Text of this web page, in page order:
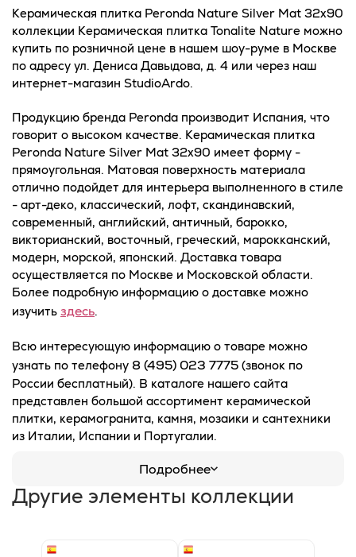
Керамическая плитка Peronda Nature Silver Mat 32x90
коллекции Керамическая плитка Tonalite Nature можно
купить по розничной цене в нашем шоу-руме в Москве
по адресу ул. Дениса Давыдова, д. 4 или через наш
интернет-магазин StudioArdo.
Продукцию бренда Peronda производит Испания, что
говорит о высоком качестве. Керамическая плитка
Peronda Nature Silver Mat 32x90 имеет форму -
прямоугольная. Матовая поверхность материала
отлично подойдет для интерьера выполненного в стиле
- арт-деко, классический, лофт, скандинавский,
современный, английский, античный, барокко,
викторианский, восточный, греческий, марокканский,
модерн, морской, японский. Доставка товара
осуществляется по Москве и Московской области.
Более подробную информацию о доставке можно
изучить здесь.
Всю интересующую информацию о товаре можно
узнать по телефону 8 (495) 023 7775 (звонок по
России бесплатный). В каталоге нашего сайта
представлен большой ассортимент керамической
плитки, керамогранита, камня, мозаики и сантехники
из Италии, Испании и Португалии.
Подробнее
Другие элементы коллекции